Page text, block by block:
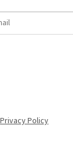
Privacy Policy